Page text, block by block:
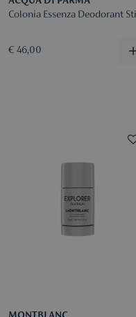
Colonia Essenza Deodorant
€ 46,00